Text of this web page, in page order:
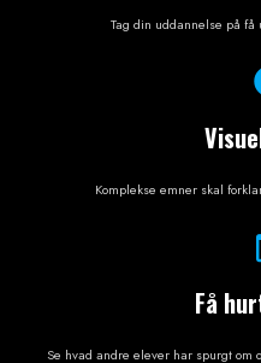
Tag din uddannelse på
Komplekse emner skal
Få
Se hvad andre elever har spurgt